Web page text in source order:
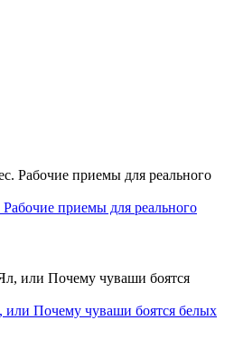
приемы для реального
Почему чуваши боятся белых